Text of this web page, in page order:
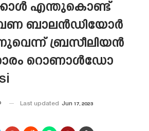
എന്തുകൊണ്ട്
ബാലൻഡിയോർ
ബ്രസീലിയൻ
റൊണാൾഡോ
Last updated Jun 17, 2023